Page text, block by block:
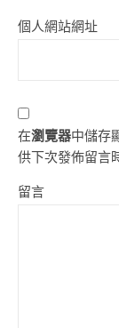
個人網站網址
在瀏覽器中儲存
供下次發佈留言
留言